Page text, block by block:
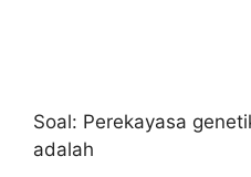
Soal: Perekayasa
adalah